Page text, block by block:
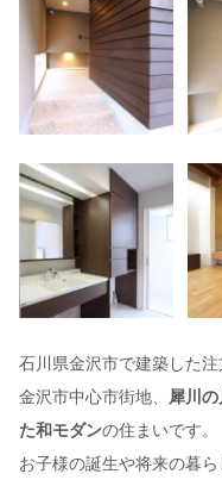
石川県金沢市で建築した注
金沢市中心市街地、 犀川
た和モダンの住まいです。
お子様の誕生や将来の暮ら